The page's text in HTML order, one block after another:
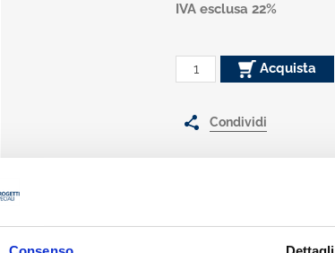
IVA esclusa 22%
Acquista
Condividi
Presentazione